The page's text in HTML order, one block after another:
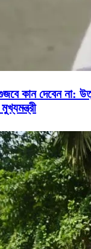
কান দেবেন না: